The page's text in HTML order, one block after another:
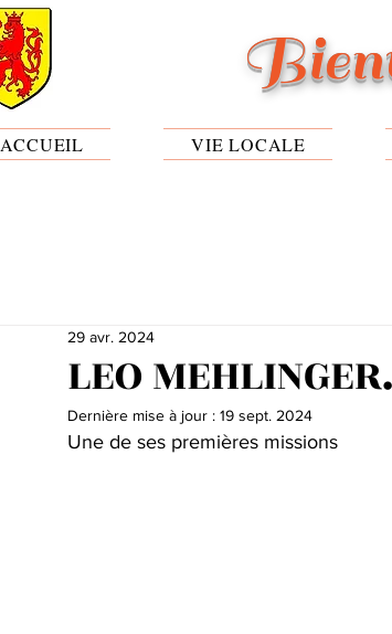
ACCUEIL VIE LOCALE
LEO MEHLINGER.
29 avr. 2024
Dernière mise à jour : 19 sept. 2024
Une de ses premières missions